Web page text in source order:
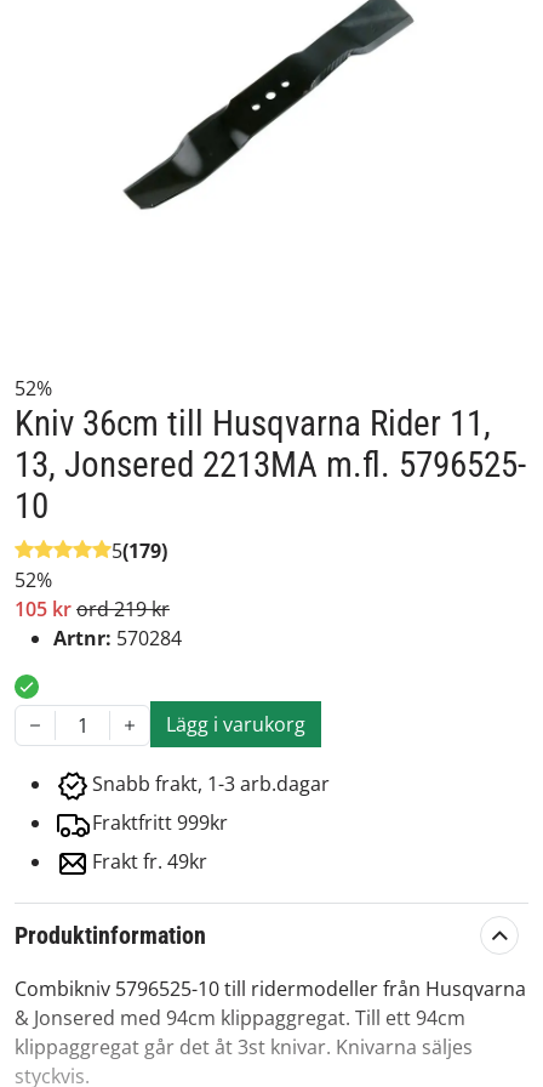
52%
Kniv 36cm till Husqvarna Rider 11,
13, Jonsered 2213MA m.fl. 5796525-
10
5(179)
52%
105 krord 219 kr
Artnr: 570284
1 Lägg i varukorg
Snabb frakt, 1-3 arb.dagar
Fraktfritt 999kr
Frakt fr. 49kr
Produktinformation
Combikniv 5796525-10 till ridermodeller från Husqvarna
& Jonsered med 94cm klippaggregat. Till ett 94cm
klippaggregat går det åt 3st knivar. Knivarna säljes
styckvis.